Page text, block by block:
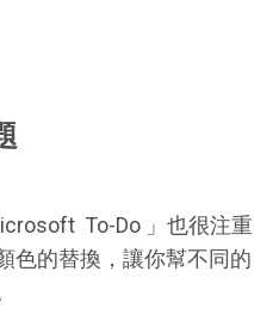
To-Do 」也很注重
色的替換，讓你幫不同的